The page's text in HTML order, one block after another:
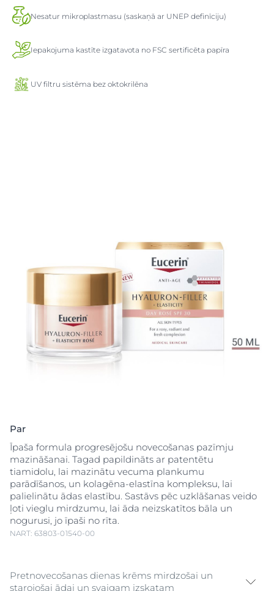
Nesatur mikroplastmasu (saskaņā ar UNEP definīciju)
Iepakojuma kastīte izgatavota no FSC sertificēta papīra
UV filtru sistēma bez oktokrilēna
Par
Īpaša formula progresējošu novecošanas pazīmju
mazināšanai. Tagad papildināts ar patentētu
tiamidolu, lai mazinātu vecuma plankumu
parādīšanos, un kolagēna-elastīna kompleksu, lai
palielinātu ādas elastību. Sastāvs pēc uzklāšanas veido
ļoti vieglu mirdzumu, lai āda neizskatītos bāla un
nogurusi, jo īpaši no rīta.
NART: 63803-01540-00
Pretnovecošanas dienas krēms mirdzošai un
starojošai ādai un svaigam izskatam